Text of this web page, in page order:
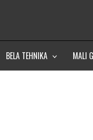
BELA TEHNIKA MALI